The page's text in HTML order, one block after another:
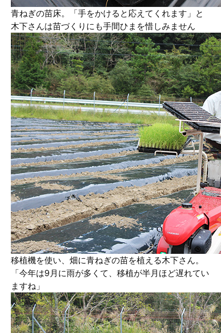
青ねぎの苗床。「手をかけると応えてくれます」と
木下さんは苗づくりにも手間ひまを惜しみません
移植機を使い、畑に青ねぎの苗を植える木下さん。
「今年は9月に雨が多くて、移植が半月ほど遅れてい
ますね」